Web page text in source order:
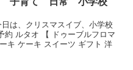
は、クリスマスイブ、小学校
約 ルタオ 【 ドゥーブルフロマ
キ ケーキ スイーツ ギフト 洋